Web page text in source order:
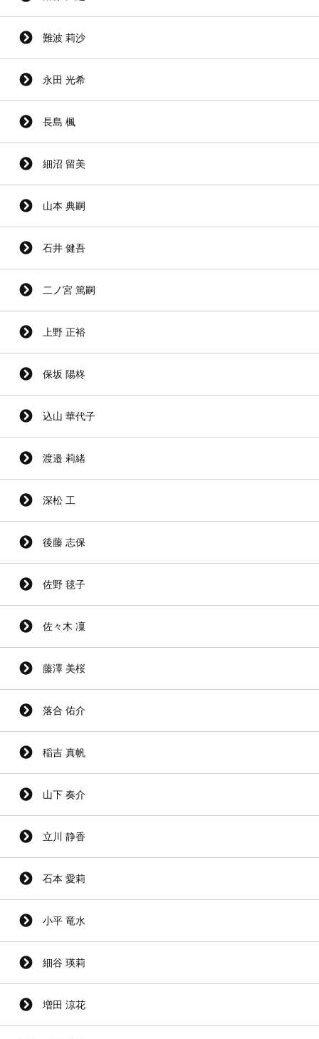
難波 莉沙
永田 光希
長島 楓
細沼 留美
山本 典嗣
石井 健吾
二ノ宮 篤嗣
上野 正裕
保坂 陽柊
込山 華代子
渡邉 莉緒
深松 工
後藤 志保
佐野 毬子
佐々木 凜
藤澤 美桜
落合 佑介
稲吉 真帆
山下 奏介
立川 静香
石本 愛莉
小平 竜水
細谷 瑛莉
増田 涼花